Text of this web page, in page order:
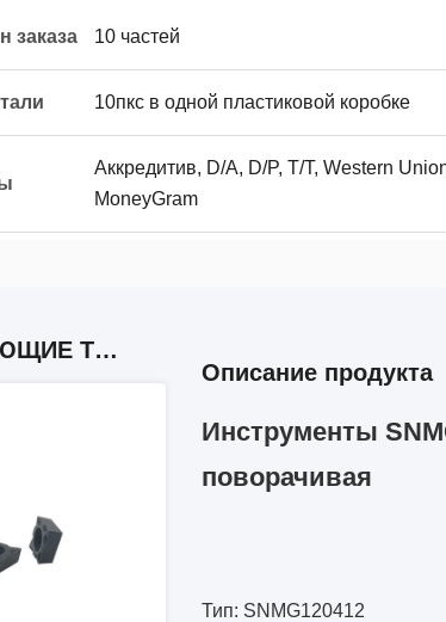
заказа 10 частей
10пкс в одной пластиковой коробке
Аккредитив, D/A, D/P, T/T, Western
MoneyGram
СОПУТСТВУЮЩИЕ ТОВАРЫ
Описание продукта
Инструменты
поворачивая
Тип: SNMG120412